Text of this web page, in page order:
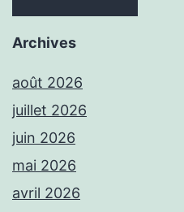
Archives
août 2026
juillet 2026
juin 2026
mai 2026
avril 2026